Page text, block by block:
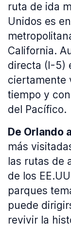
ruta de ida
Unidos es
California.
directa (I-5)
ciertamente
tiempo y
del Pacífico.
De Orlando
más
las rutas de
de los
parques
puede
revivir la